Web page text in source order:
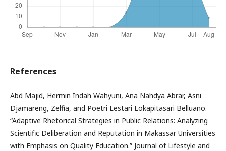
References
Abd Majid, Hermin Indah Wahyuni, Ana Nahdya Abrar, Asni
Djamareng, Zelfia, and Poetri Lestari Lokapitasari Belluano.
“Adaptive Rhetorical Strategies in Public Relations: Analyzing
Scientific Deliberation and Reputation in Makassar Universities
with Emphasis on Quality Education.” Journal of Lifestyle and